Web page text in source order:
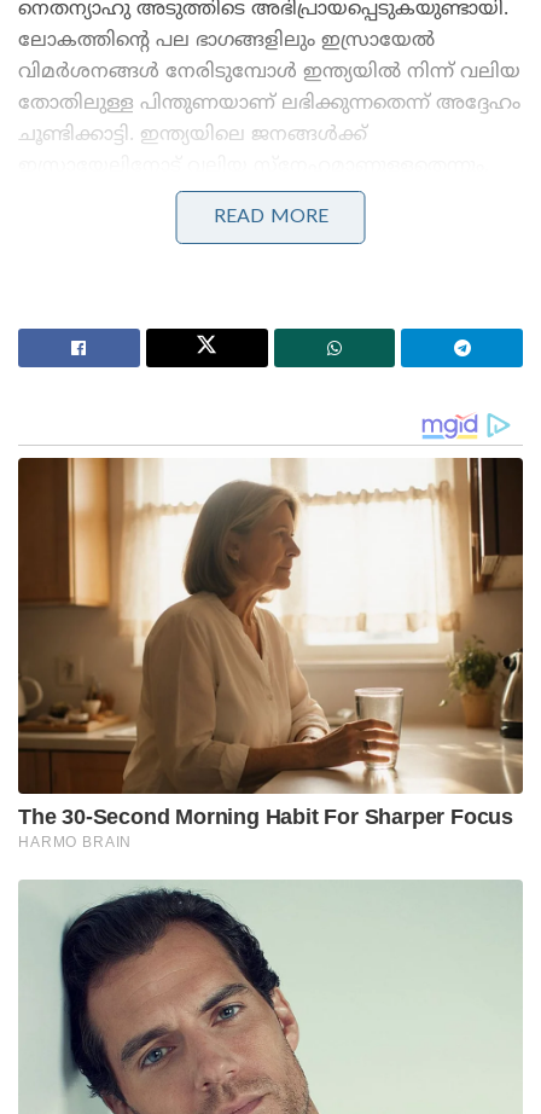
നെതന്യാഹു അടുത്തിടെ അഭിപ്രായപ്പെടുകയുണ്ടായി.
ലോകത്തിന്റെ പല ഭാഗങ്ങളിലും ഇസ്രായേൽ
വിമർശനങ്ങൾ നേരിടുമ്പോൾ ഇന്ത്യയിൽ നിന്ന് വലിയ
തോതിലുള്ള പിന്തുണയാണ് ലഭിക്കുന്നതെന്ന് അദ്ദേഹം
ചൂണ്ടിക്കാട്ടി. ഇന്ത്യയിലെ ജനങ്ങൾക്ക്
തനിക്ക് ഇന്ത്യയിൽ നിന്നാണ് ഏറ്റവും കൂടുതൽ
ഫോളോവേഴ്സ് ഉള്ളതെന്നും നെതന്യാഹു പറഞ്ഞു.
ഒറ്റുകാരെയും വഞ്ചകരെയും കാണാൻ സമയമുണ്ട്,
മെറ്റയുടെ അൽഗോരിതത്തിൽ മാറ്റം വരുത്താൻ
കേന്ദ്രസർക്കാർ നിർദ്ദേശം ; ഡീപ്‌ഫെയ്ക്കുകൾക്കും
വ്യാജ പ്രചാരണങ്ങൾക്കും തടയിടും
പ്രധാനമന്ത്രി നരേന്ദ്ര മോദിയുടെ നേതൃത്വത്തിൽ
പ്രതിരോധം, സാങ്കേതികവിദ്യ, വ്യാപാരം, കൃഷി
തുടങ്ങിയ വിവിധ മേഖലകളിൽ ഇരുരാജ്യങ്ങളും
സഹകരണം വർധിപ്പിച്ചിട്ടുണ്ട്. ഈ വർഷം നടന്ന
പ്രധാനമന്ത്രി മോദിയുടെ ഇസ്രായേൽ സന്ദർശനം
ഇരുരാജ്യങ്ങളും തമ്മിലുള്ള ബന്ധം കൂടുതൽ
ശക്തമാക്കി. സന്ദർശനത്തിനിടെ ഇസ്രായേലിന്റെ
ഏറ്റവും ഉയർന്ന പാർലമെന്ററി ബഹുമതിയായ
“സ്പീക്കർ ഓഫ് ദ നെസെറ്റ് മെഡൽ” നൽകി
മോദിയെ ആദരിച്ചിരുന്നു. കൂടാതെ, ഇസ്രായേൽ
ഇന്ത്യയുമായുള്ള ബന്ധത്തെക്കുറിച്ച്
ഓർമ്മിപ്പിക്കുകയും ചെയ്തു.
Narendra Modi
READ MORE